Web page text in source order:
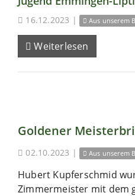
16.12.2023 | Aus unserem
Weiterlesen
Goldener
02.10.2023 | Aus unserem
Hubert Kupferschmid
Zimmermeister mit dem